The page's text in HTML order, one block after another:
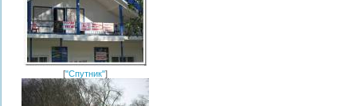
["Спутник"]